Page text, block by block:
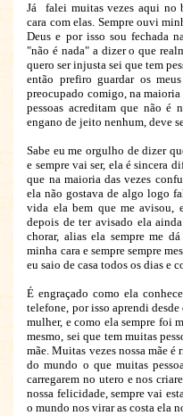
Já falei muitas vezes aqui no
cara com elas. Sempre ouvi
Deus e por isso sou fechada
"não é nada" a dizer o que
quero ser injusta sei que tem
então prefiro guardar os
preocupado comigo, na
pessoas acreditam que não é
engano de jeito nenhum, deve
Sabe eu me orgulho de dizer
e sempre vai ser, ela é sincera
que na maioria das vezes
ela não gostava de algo logo
vida ela bem que me avisou,
depois de ter avisado ela
chorar, alias ela sempre me
minha cara e sempre sempre
eu saio de casa todos os dias e
É engraçado como ela
telefone, por isso aprendi
mulher, e como ela sempre foi
mesmo, sei que tem muitas
mãe. Muitas vezes nossa mãe é
do mundo o que muitas
carregarem no utero e nos
nossa felicidade, sempre vai
o mundo nos virar as costa ela